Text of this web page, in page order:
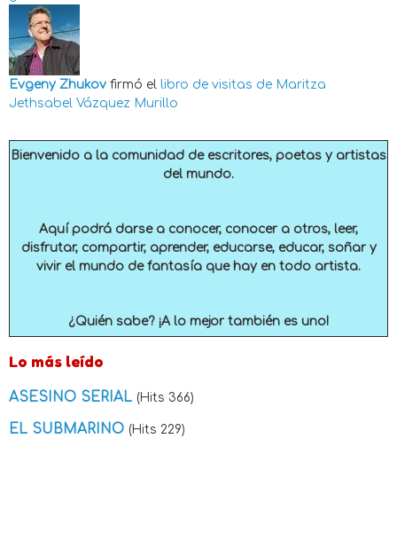
Evgeny Zhukov firmó el libro de visitas de Maritza
Jethsabel Vázquez Murillo
Bienvenido a la comunidad de escritores, poetas y artistas
del mundo.
Aquí podrá darse a conocer, conocer a otros, leer,
disfrutar, compartir, aprender, educarse, educar, soñar y
vivir el mundo de fantasía que hay en todo artista.
¿Quién sabe? ¡A lo mejor también es uno!
Lo más leído
ASESINO SERIAL (Hits 366)
EL SUBMARINO (Hits 229)